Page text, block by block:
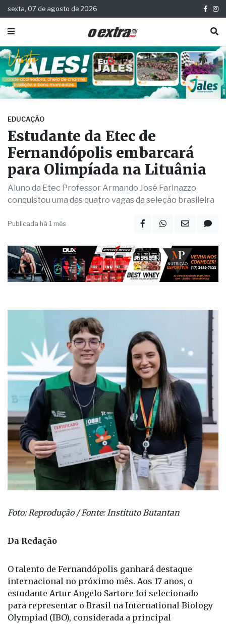
sexta, 07 de agosto de 2026
EDUCAÇÃO
Estudante da Etec de
Fernandópolis embarcará
para Olimpíada na Lituânia
Aluno da Etec Professor Armando José Farinazzo
conquistou uma das quatro vagas da seleção brasileira
Publicada há 1 mês
Foto: Reprodução / Fonte: Instituto Butantan
Da Redação
O talento de Fernandópolis ganhará destaque
internacional no próximo mês. Aos 17 anos, o
estudante Artur Angelo Sartore foi selecionado
para representar o Brasil na International Biology
Olympiad (IBO), considerada a principal